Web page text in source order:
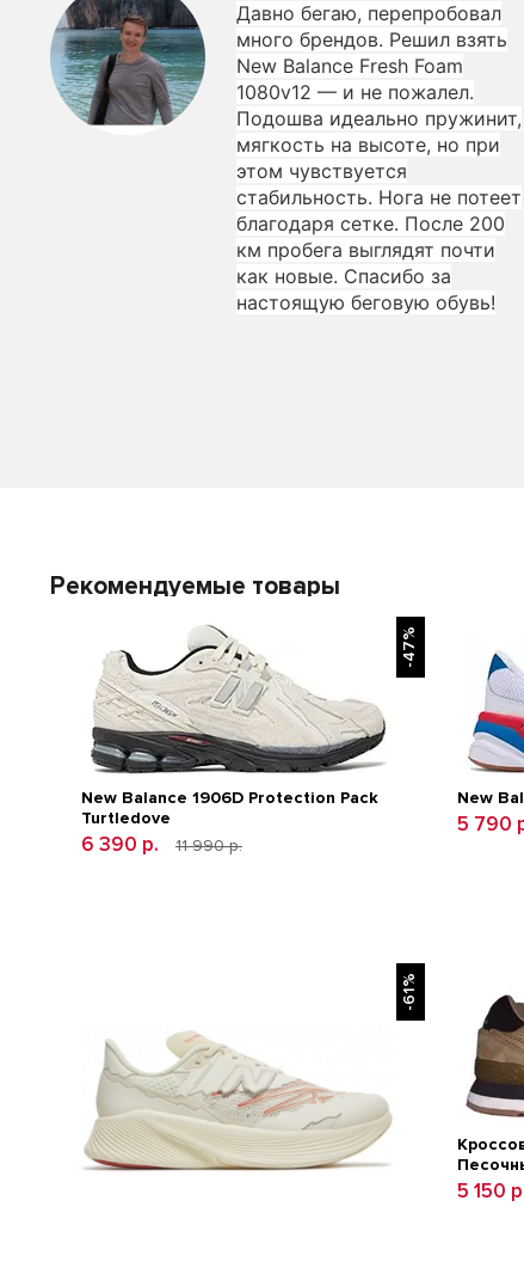
Давно бегаю, перепробовал
много брендов. Решил взять
New Balance Fresh Foam
1080v12 — и не пожалел.
Подошва идеально пружинит,
мягкость на высоте, но при
этом чувствуется
стабильность. Нога не потеет
благодаря сетке. После 200
км пробега выглядят почти
как новые. Спасибо за
настоящую беговую обувь!
Рекомендуемые товары
-47%
New Balance 1906D Protection Pack
Turtledove
6 390 р. 11 990 р.
New
5 790
-61%
5 150